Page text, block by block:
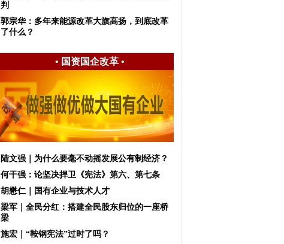
判
郭宗华：多年来能源改革大旗高扬，到底改革
了什么？
• 国资国企改革•
陆文强｜为什么要毫不动摇发展公有制经济？
何干强：论坚决捍卫《宪法》第六、第七条
胡懋仁｜国有企业与技术人才
梁军｜全民分红：搭建全民股东归位的一座桥
梁
施宏｜“鞍钢宪法”过时了吗？